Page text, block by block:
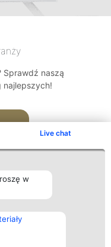
Live chat
w
Sprawdź naszą
najlepszych!
Kontakt
Kontakt